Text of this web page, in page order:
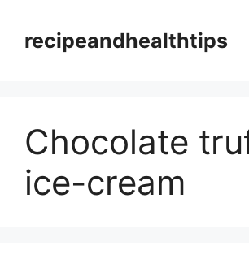
contentrecipeandhealthtips
Chocolate
ice-cream